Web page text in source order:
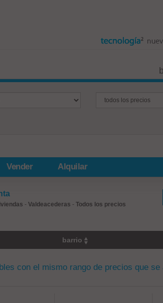
Vender Alquilar
- Valdeacederas - Todos los precios
barrio
con el mismo rango de precios que